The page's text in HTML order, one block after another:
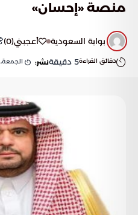
منصة «إحسان»
بوابة السعودية أعجبني(
0
)
دقائق القراءة5 دقيقةنشر: الجمعة, 20 فبراير